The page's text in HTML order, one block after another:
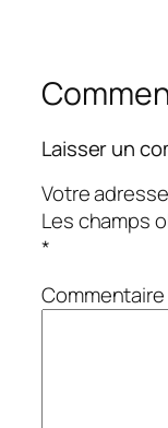
Laisser un
Votre
Les champs
*
Commentaire